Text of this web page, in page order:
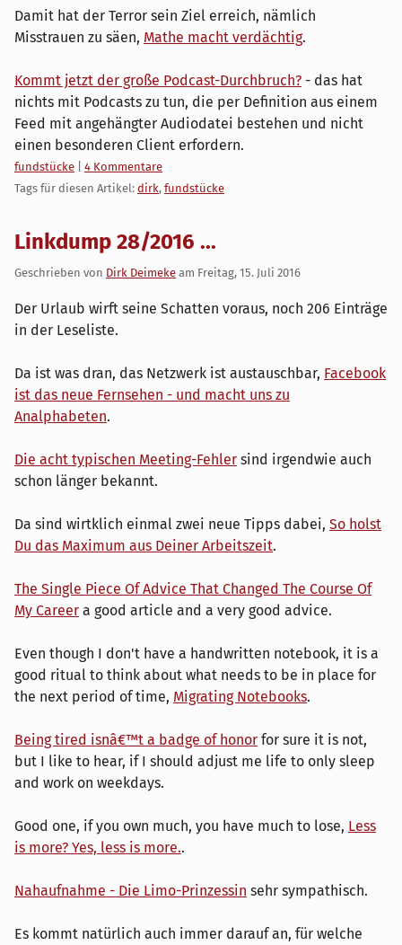
Damit hat der Terror sein Ziel erreich, nämlich
Misstrauen zu säen, Mathe macht verdächtig.
Kommt jetzt der große Podcast-Durchbruch? - das hat
nichts mit Podcasts zu tun, die per Definition aus einem
Feed mit angehängter Audiodatei bestehen und nicht
einen besonderen Client erfordern.
Kategorien:
fundstücke
4 Kommentare
Tags für diesen Artikel: dirk, fundstücke
Linkdump 28/2016 ...
Geschrieben von Dirk Deimeke am Freitag, 15. Juli 2016
Der Urlaub wirft seine Schatten voraus, noch 206 Einträge
in der Leseliste.
Da ist was dran, das Netzwerk ist austauschbar, Facebook
ist das neue Fernsehen - und macht uns zu
Analphabeten.
Die acht typischen Meeting-Fehler sind irgendwie auch
schon länger bekannt.
Da sind wirtklich einmal zwei neue Tipps dabei, So holst
Du das Maximum aus Deiner Arbeitszeit.
The Single Piece Of Advice That Changed The Course Of
My Career a good article and a very good advice.
Even though I don't have a handwritten notebook, it is a
good ritual to think about what needs to be in place for
the next period of time, Migrating Notebooks.
Being tired isnâ€™t a badge of honor for sure it is not,
but I like to hear, if I should adjust me life to only sleep
and work on weekdays.
Good one, if you own much, you have much to lose, Less
is more? Yes, less is more..
Nahaufnahme - Die Limo-Prinzessin sehr sympathisch.
Es kommt natürlich auch immer darauf an, für welche